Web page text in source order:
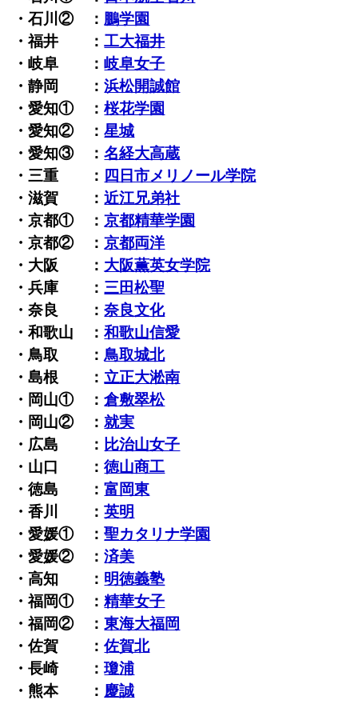
・石川② ： 鵬学園
・福井 ：工大福井
・岐阜 ：岐阜女子
・静岡 ：浜松開誠館
・愛知① ：桜花学園
・愛知② ：星城
・愛知③ ：名経大高蔵
・三重 ： 四日市メリノール学院
・滋賀 ：近江兄弟社
・京都① ：京都精華学園
・京都② ：京都両洋
・大阪 ： 大阪薫英女学院
・兵庫 ： 三田松聖
・奈良 ：奈良文化
・和歌山 ：和歌山信愛
・鳥取 ： 鳥取城北
・島根 ： 立正大淞南
・岡山① ：倉敷翠松
・岡山② ：就実
・広島 ： 比治山女子
・山口 ：徳山商工
・徳島 ：富岡東
・香川 ：英明
・愛媛① ：聖カタリナ学園
・愛媛② ：済美
・高知 ： 明徳義塾
・福岡① ：精華女子
・福岡② ：東海大福岡
・佐賀 ：佐賀北
・長崎 ：瓊浦
・熊本 ： 慶誠